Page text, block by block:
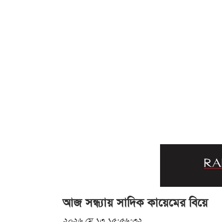
আজ সন্ধ্যায় সাদিক কায়েমের বিয়ে